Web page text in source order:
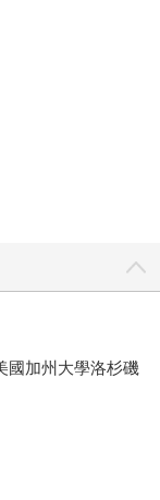
國加州大學洛杉磯